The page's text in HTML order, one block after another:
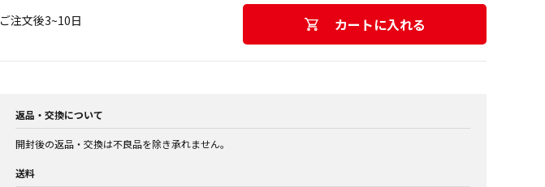
ご注文後3~10日 カートに入れる
返品・交換について
開封後の返品・交換は不良品を除き承れません。
送料